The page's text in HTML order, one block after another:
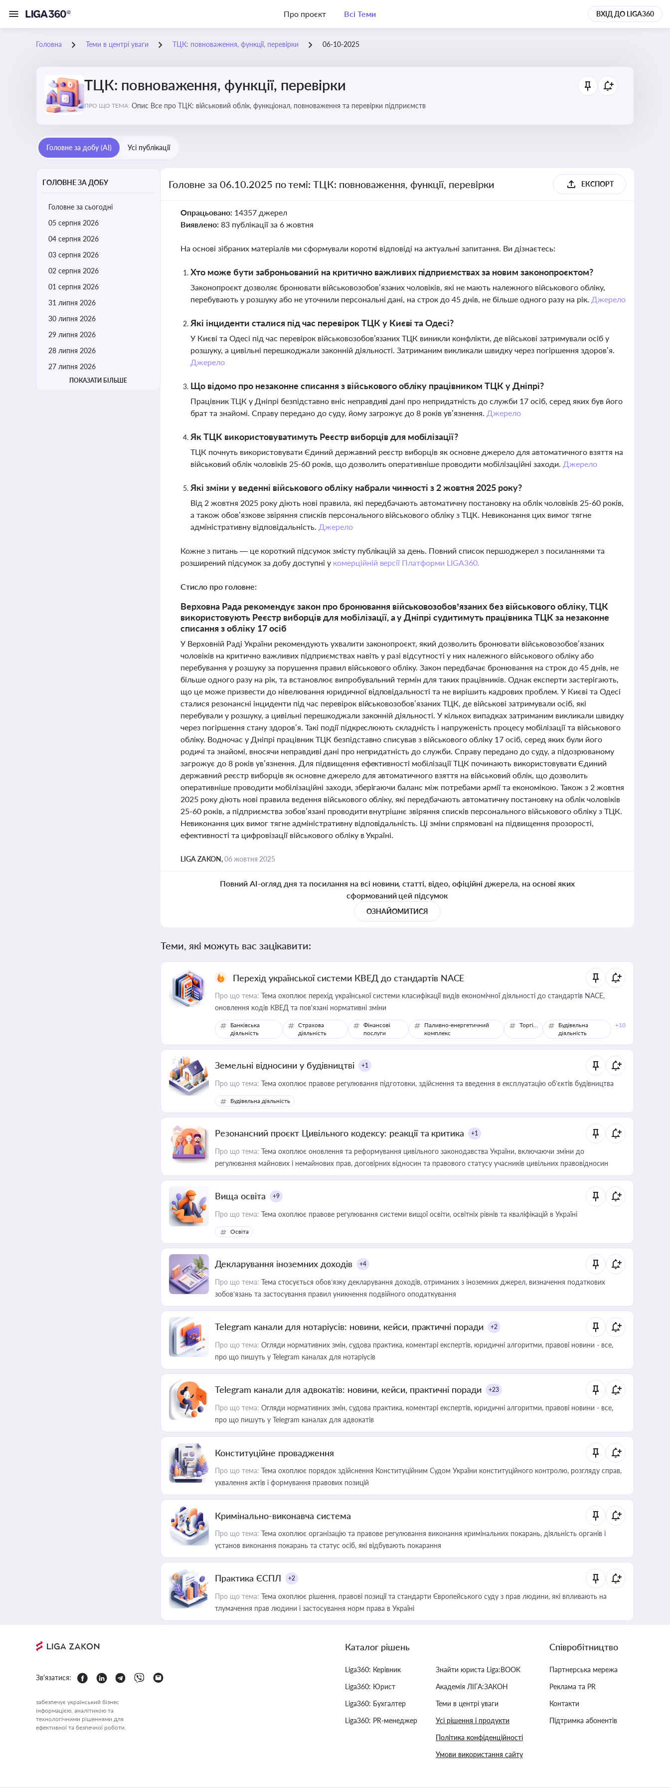
Про проєкт Всі Теми ВХІД ДО LIGA360
Головна Теми в центрі уваги ТЦК: повноваження, функції, перевірки 06-10-2025
ТЦК: повноваження, функції, перевірки
ПРО ЩО ТЕМА: Опис Все про ТЦК: військовий облік, функціонал, повноваження та перевірки підприємств
Головне за добу (AI) Усі публікації
ГОЛОВНЕ ЗА ДОБУ
Головне за сьогодні
05 серпня 2026
04 серпня 2026
03 серпня 2026
02 серпня 2026
01 серпня 2026
31 липня 2026
30 липня 2026
29 липня 2026
28 липня 2026
27 липня 2026
ПОКАЗАТИ БІЛЬШЕ
Головне за 06.10.2025 по темі: ТЦК: повноваження, функції, перевірки ЕКСПОРТ
Опрацьовано: 14357 джерел
Виявлено: 83 публікації за 6 жовтня
На основі зібраних матеріалів ми сформували короткі відповіді на актуальні запитання. Ви дізнаєтесь:
Хто може бути заброньований на критично важливих підприємствах за новим законопроєктом?
Законопроєкт дозволяє бронювати військовозобов’язаних чоловіків, які не мають належного військового обліку,
перебувають у розшуку або не уточнили персональні дані, на строк до 45 днів, не більше одного разу на рік. Джерело
Які інциденти сталися під час перевірок ТЦК у Києві та Одесі?
У Києві та Одесі під час перевірок військовозобов’язаних ТЦК виникли конфлікти, де військові затримували осіб у
розшуку, а цивільні перешкоджали законній діяльності. Затриманим викликали швидку через погіршення здоров’я.
Джерело
Що відомо про незаконне списання з військового обліку працівником ТЦК у Дніпрі?
Працівник ТЦК у Дніпрі безпідставно вніс неправдиві дані про непридатність до служби 17 осіб, серед яких був його
брат та знайомі. Справу передано до суду, йому загрожує до 8 років ув’язнення. Джерело
Як ТЦК використовуватимуть Реєстр виборців для мобілізації?
ТЦК почнуть використовувати Єдиний державний реєстр виборців як основне джерело для автоматичного взяття на
військовий облік чоловіків 25-60 років, що дозволить оперативніше проводити мобілізаційні заходи. Джерело
Які зміни у веденні військового обліку набрали чинності з 2 жовтня 2025 року?
Від 2 жовтня 2025 року діють нові правила, які передбачають автоматичну постановку на облік чоловіків 25-60 років,
а також обов’язкове звіряння списків персонального військового обліку з ТЦК. Невиконання цих вимог тягне
адміністративну відповідальність. Джерело
Кожне з питань — це короткий підсумок змісту публікацій за день. Повний список першоджерел з посиланнями та
розширений підсумок за добу доступні у комерційній версії Платформи LIGA360.
Стисло про головне:
Верховна Рада рекомендує закон про бронювання військовозобов’язаних без військового обліку, ТЦК
використовують Реєстр виборців для мобілізації, а у Дніпрі судитимуть працівника ТЦК за незаконне
списання з обліку 17 осіб
У Верховній Раді України рекомендують ухвалити законопроєкт, який дозволить бронювати військовозобов’язаних
чоловіків на критично важливих підприємствах навіть у разі відсутності у них належного військового обліку або
перебування у розшуку за порушення правил військового обліку. Закон передбачає бронювання на строк до 45 днів, не
більше одного разу на рік, та встановлює випробувальний термін для таких працівників. Однак експерти застерігають,
що це може призвести до нівелювання юридичної відповідальності та не вирішить кадрових проблем. У Києві та Одесі
сталися резонансні інциденти під час перевірок військовозобов’язаних ТЦК, де військові затримували осіб, які
перебували у розшуку, а цивільні перешкоджали законній діяльності. У кількох випадках затриманим викликали швидку
через погіршення стану здоров’я. Такі події підкреслюють складність і напруженість процесу мобілізації та військового
обліку. Водночас у Дніпрі працівник ТЦК безпідставно списував з військового обліку 17 осіб, серед яких були його
родичі та знайомі, вносячи неправдиві дані про непридатність до служби. Справу передано до суду, а підозрюваному
загрожує до 8 років ув’язнення. Для підвищення ефективності мобілізації ТЦК починають використовувати Єдиний
державний реєстр виборців як основне джерело для автоматичного взяття на військовий облік, що дозволить
оперативніше проводити мобілізаційні заходи, зберігаючи баланс між потребами армії та економікою. Також з 2 жовтня
2025 року діють нові правила ведення військового обліку, які передбачають автоматичну постановку на облік чоловіків
25-60 років, а підприємства зобов’язані проводити внутрішнє звіряння списків персонального військового обліку з ТЦК.
Невиконання цих вимог тягне адміністративну відповідальність. Ці зміни спрямовані на підвищення прозорості,
ефективності та цифровізації військового обліку в Україні.
LIGA ZAKON,06 жовтня 2025
Повний AI-огляд дня та посилання на всі новини, статті, відео, офіційні джерела, на основі яких
сформований цей підсумок
ОЗНАЙОМИТИСЯ
Теми, які можуть вас зацікавити:
Перехід української системи КВЕД до стандартів NACE
Про що тема: Тема охоплює перехід української системи класифікації видів економічної діяльності до стандартів NACE,
оновлення кодів КВЕД та пов'язані нормативні зміни
Банківська
діяльність
Страхова
діяльність
Фінансові
послуги
Паливно-енергетичний
комплекс
Торгівля
Будівельна
діяльність
+10
Земельні відносини у будівництві +1
Про що тема: Тема охоплює правове регулювання підготовки, здійснення та введення в експлуатацію об’єктів будівництва
Будівельна діяльність
Резонансний проєкт Цивільного кодексу: реакції та критика +1
Про що тема: Тема охоплює оновлення та реформування цивільного законодавства України, включаючи зміни до
регулювання майнових і немайнових прав, договірних відносин та правового статусу учасників цивільних правовідносин
Вища освіта +9
Про що тема: Тема охоплює правове регулювання системи вищої освіти, освітніх рівнів та кваліфікацій в Україні
Освіта
Декларування іноземних доходів +4
Про що тема: Тема стосується обов’язку декларування доходів, отриманих з іноземних джерел, визначення податкових
зобов’язань та застосування правил уникнення подвійного оподаткування
Telegram канали для нотаріусів: новини, кейси, практичні поради +2
Про що тема: Огляди нормативних змін, судова практика, коментарі експертів, юридичні алгоритми, правові новини - все,
про що пишуть у Telegram каналах для нотаріусів
Telegram канали для адвокатів: новини, кейси, практичні поради +23
Про що тема: Огляди нормативних змін, судова практика, коментарі експертів, юридичні алгоритми, правові новини - все,
про що пишуть у Telegram каналах для адвокатів
Конституційне провадження
Про що тема: Тема охоплює порядок здійснення Конституційним Судом України конституційного контролю, розгляду справ,
ухвалення актів і формування правових позицій
Кримінально-виконавча система
Про що тема: Тема охоплює організацію та правове регулювання виконання кримінальних покарань, діяльність органів і
установ виконання покарань та статус осіб, які відбувають покарання
Практика ЄСПЛ +2
Про що тема: Тема охоплює рішення, правові позиції та стандарти Європейського суду з прав людини, які впливають на
тлумачення прав людини і застосування норм права в Україні
Зв'язатися:
забезпечує український бізнес
інформацією, аналітикою та
технологічними рішеннями для
ефективної та безпечної роботи.
Каталог рішень
Liga360: Керівник
Liga360: Юрист
Liga360: Бухгалтер
Liga360: PR-менеджер
Знайти юриста Liga:BOOK
Академія ЛІГА:ЗАКОН
Теми в центрі уваги
Усі рішення і продукти
Політика конфіденційності
Умови використання сайту
Співробітництво
Партнерська мережа
Реклама та PR
Контакти
Підтримка абонентів